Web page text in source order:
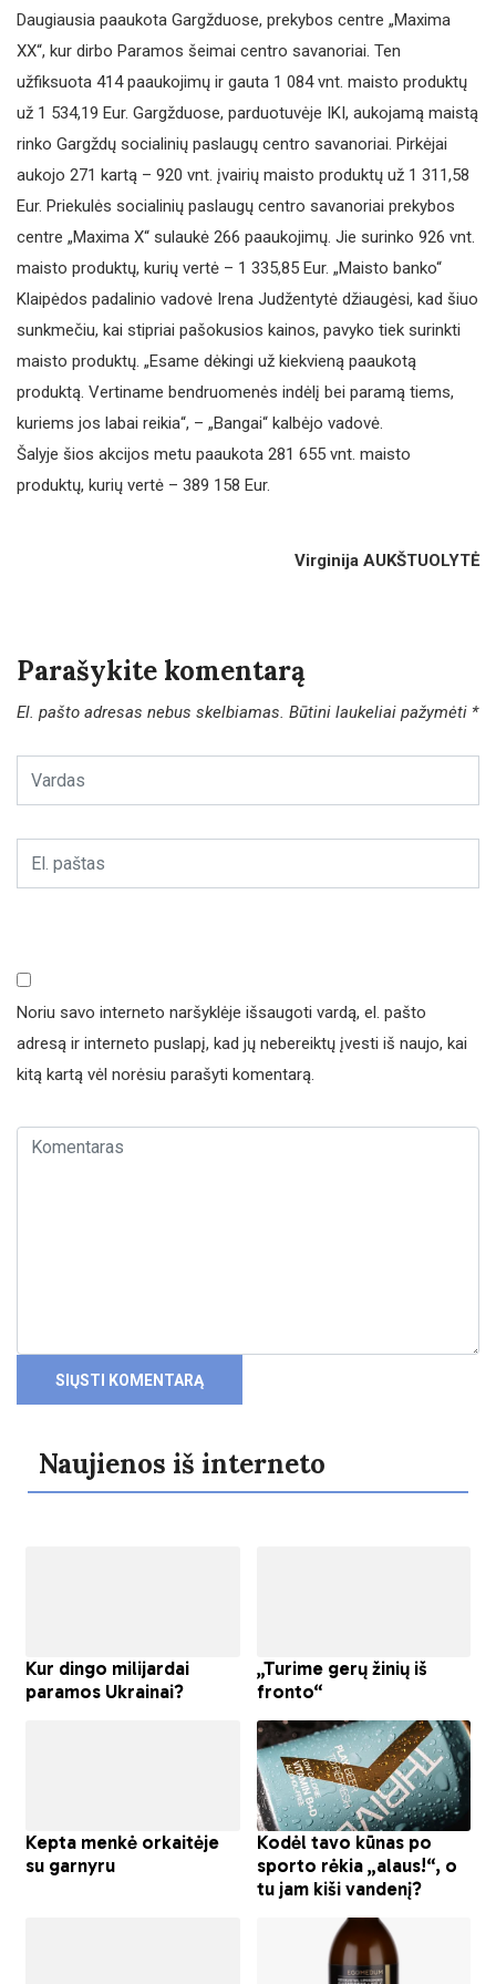
Daugiausia paaukota Gargžduose, prekybos centre „Maxima
XX“, kur dirbo Paramos šeimai centro savanoriai. Ten
užfiksuota 414 paaukojimų ir gauta 1 084 vnt. maisto produktų
už 1 534,19 Eur. Gargžduose, parduotuvėje IKI, aukojamą maistą
rinko Gargždų socialinių paslaugų centro savanoriai. Pirkėjai
aukojo 271 kartą – 920 vnt. įvairių maisto produktų už 1 311,58
Eur. Priekulės socialinių paslaugų centro savanoriai prekybos
centre „Maxima X“ sulaukė 266 paaukojimų. Jie surinko 926 vnt.
maisto produktų, kurių vertė – 1 335,85 Eur. „Maisto banko“
Klaipėdos padalinio vadovė Irena Judžentytė džiaugėsi, kad šiuo
sunkmečiu, kai stipriai pašokusios kainos, pavyko tiek surinkti
maisto produktų. „Esame dėkingi už kiekvieną paaukotą
produktą. Vertiname bendruomenės indėlį bei paramą tiems,
kuriems jos labai reikia“, – „Bangai“ kalbėjo vadovė.
Šalyje šios akcijos metu paaukota 281 655 vnt. maisto
produktų, kurių vertė – 389 158 Eur.
Virginija AUKŠTUOLYTĖ
Parašykite komentarą
El. pašto adresas nebus skelbiamas. Būtini laukeliai pažymėti *
Noriu savo interneto naršyklėje išsaugoti vardą, el. pašto
adresą ir interneto puslapį, kad jų nebereiktų įvesti iš naujo, kai
kitą kartą vėl norėsiu parašyti komentarą.
Naujienos iš interneto